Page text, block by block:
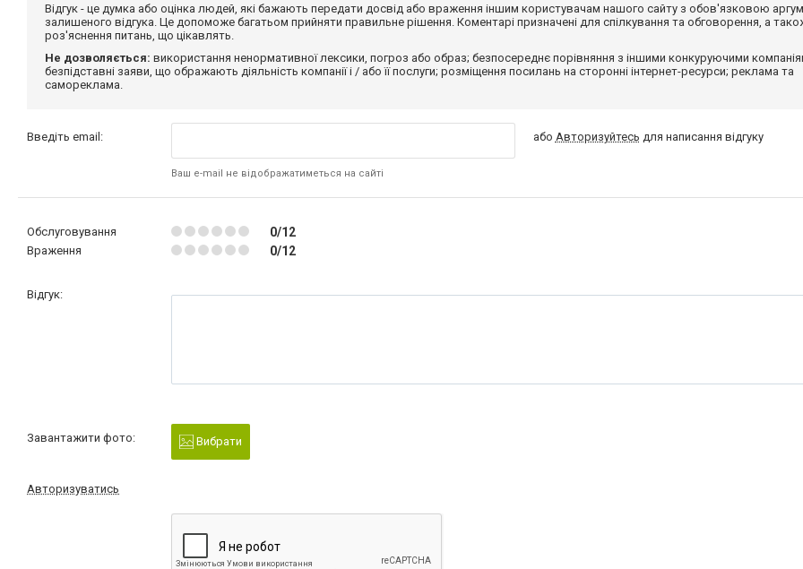
Відгук - це думка або оцінка людей, які бажають передати досвід або враження іншим користувачам нашого сайту з обов'язковою
залишеного відгука. Це допоможе багатьом прийняти правильне рішення. Коментарі призначені для спілкування та обговорення, а
роз'яснення питань, що цікавлять.
Не дозволяється: використання ненормативної лексики, погроз або образ; безпосереднє порівняння з іншими конкуруючими
безпідставні заяви, що ображають діяльність компанії і / або її послуги; розміщення посилань на сторонні інтернет-ресурси; реклама та
самореклама.
Введіть email:
Ваш e-mail не відображатиметься на сайті
або Авторизуйтесь для написання відгуку
Обслуговування 0/12
Враження 0/12
Відгук:
Завантажити фото: Вибрати
Авторизуватись